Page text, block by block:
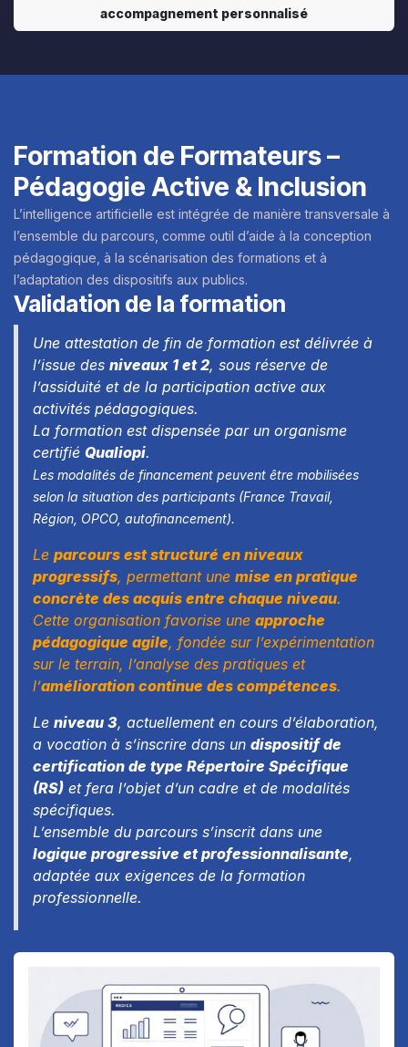
accompagnement personnalisé
Formation de Formateurs –
Pédagogie Active & Inclusion
L’intelligence artificielle est intégrée de manière transversale à
l’ensemble du parcours, comme outil d’aide à la conception
pédagogique, à la scénarisation des formations et à
l’adaptation des dispositifs aux publics.
Validation de la formation
Une attestation de fin de formation est délivrée à
l’issue des niveaux 1 et 2, sous réserve de
l’assiduité et de la participation active aux
activités pédagogiques.
La formation est dispensée par un organisme
certifié Qualiopi.
Les modalités de financement peuvent être mobilisées
selon la situation des participants (France Travail,
Région, OPCO, autofinancement).
Le parcours est structuré en niveaux
progressifs, permettant une mise en pratique
concrète des acquis entre chaque niveau.
Cette organisation favorise une approche
pédagogique agile, fondée sur l’expérimentation
sur le terrain, l’analyse des pratiques et
l’amélioration continue des compétences.
Le niveau 3, actuellement en cours d’élaboration,
a vocation à s’inscrire dans un dispositif de
certification de type Répertoire Spécifique
(RS) et fera l’objet d’un cadre et de modalités
spécifiques.
L’ensemble du parcours s’inscrit dans une
logique progressive et professionnalisante,
adaptée aux exigences de la formation
professionnelle.